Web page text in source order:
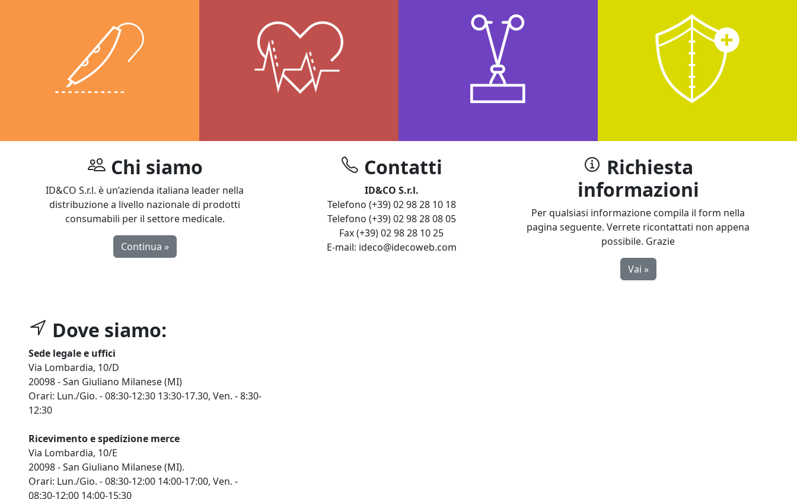
Chi siamo
ID&CO S.r.l. è un’azienda italiana leader nella
distribuzione a livello nazionale di prodotti
consumabili per il settore medicale.
Continua »
Contatti
ID&CO S.r.l.
Telefono (+39) 02 98 28 10 18
Telefono (+39) 02 98 28 08 05
Fax (+39) 02 98 28 10 25
E-mail: ideco@idecoweb.com
Richiesta
informazioni
Per qualsiasi informazione compila il form nella
pagina seguente. Verrete ricontattati non appena
possibile. Grazie
Vai »
Dove siamo:
Sede legale e uffici
Via Lombardia, 10/D
20098 - San Giuliano Milanese (MI)
Orari: Lun./Gio. - 08:30-12:30 13:30-17.30, Ven. - 8:30-
12:30
Ricevimento e spedizione merce
Via Lombardia, 10/E
20098 - San Giuliano Milanese (MI).
Orari: Lun./Gio. - 08:30-12:00 14:00-17:00, Ven. -
08:30-12:00 14:00-15:30